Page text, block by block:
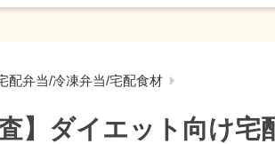
配弁当/冷凍弁当/宅配食材
査】ダイエット向け宅